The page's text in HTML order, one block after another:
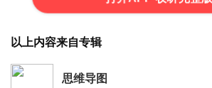
以上内容来自专辑
思维导图